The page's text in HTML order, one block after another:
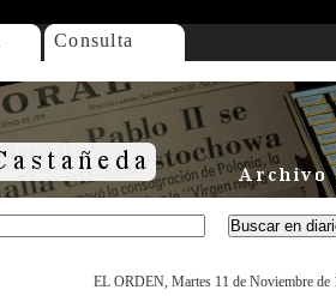
Consulta
EL ORDEN, Martes 11 de Noviembre de